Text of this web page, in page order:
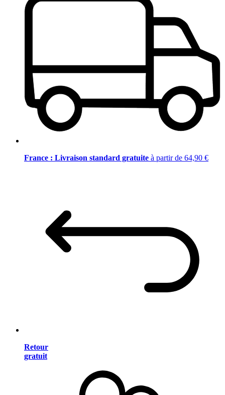
France : Livraison standard gratuite à partir de 64,90 €
Retour
gratuit